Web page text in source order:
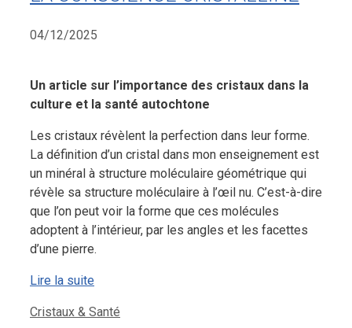
04/12/2025
Un article sur l’importance des cristaux dans la
culture et la santé autochtone
Les cristaux révèlent la perfection dans leur forme.
La définition d’un cristal dans mon enseignement est
un minéral à structure moléculaire géométrique qui
révèle sa structure moléculaire à l’œil nu. C’est-à-dire
que l’on peut voir la forme que ces molécules
adoptent à l’intérieur, par les angles et les facettes
d’une pierre.
Lire la suite
Catégories
Cristaux & Santé